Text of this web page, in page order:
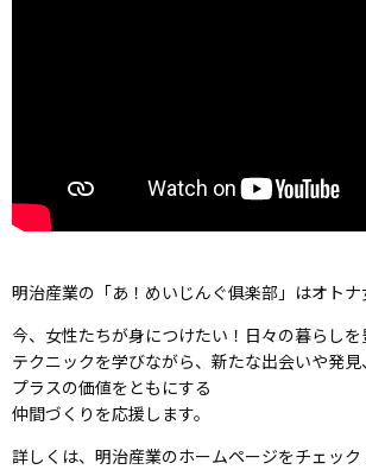
明治産業の「あ！めいじんぐ俱楽部」はオトナ
今、女性たちが身につけたい！日々の暮らしを
テクニックを学びながら、新たな出会いや発見、
プラスの価値をともにする
仲間づくりを応援します。
詳しくは、明治産業のホームページをチェック